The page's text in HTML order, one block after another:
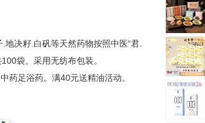
决籽.白矾等天然药物按照中医“君.
袋。采用无纺布包装。
药足浴药。满40元送精油活动。